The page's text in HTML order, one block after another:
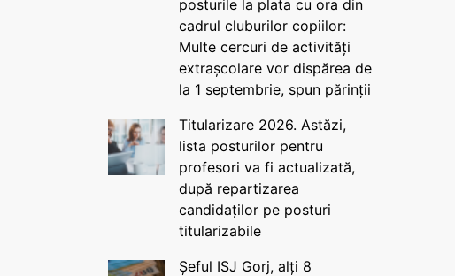
posturile la plata cu ora din
cadrul cluburilor copiilor:
Multe cercuri de activități
extrașcolare vor dispărea de
la 1 septembrie, spun părinții
Titularizare 2026. Astăzi,
lista posturilor pentru
profesori va fi actualizată,
după repartizarea
candidaților pe posturi
titularizabile
Șeful ISJ Gorj, alți 8